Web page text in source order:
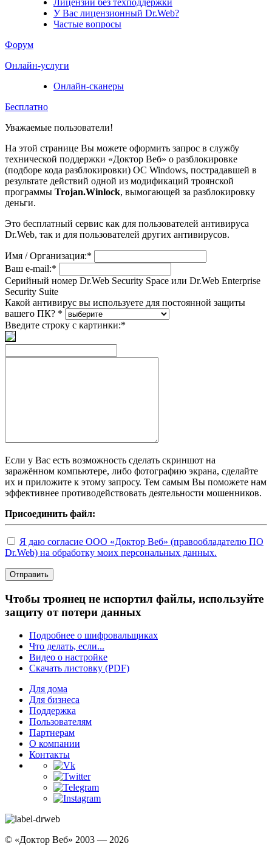
Лицензии без техподдержки
У Вас лицензионный Dr.Web?
Частые вопросы
Форум
Онлайн-услуги
Онлайн-сканеры
Бесплатно
Уважаемые пользователи!
На этой странице Вы можете оформить запрос в службу
технической поддержки «Доктор Веб» о разблокировке
(подборе кода разблокировки) ОС Windows, пострадавшей в
результате действий одной из модификаций троянской
программы Trojan.Winlock, вымогающей за разблокировку
деньги.
Это бесплатный сервис как для пользователей антивируса
Dr.Web, так и для пользователей других антивирусов.
Имя / Организация:*
Ваш e-mail:*
Серийный номер Dr.Web Security Space или Dr.Web Enterprise
Security Suite
Какой антивирус вы используете для постоянной защиты
вашего ПК? *
Введите строку с картинки:*
Если у Вас есть возможность сделать скриншот на
заражённом компьютере, либо фотографию экрана, сделайте
их и приложите к этому запросу. Тем самым Вы поможете нам
эффективнее противодействовать деятельности мошенников.
Присоединить файл:
Я даю согласие ООО «Доктор Веб» (правообладателю ПО
Dr.Web) на обработку моих персональных данных.
Отправить
Чтобы троянец не испортил файлы, используйте
защиту от потери данных
Подробнее о шифровальщиках
Что делать, если...
Видео о настройке
Скачать листовку (PDF)
Для дома
Для бизнеса
Поддержка
Пользователям
Партнерам
О компании
Контакты
© «Доктор Веб» 2003 — 2026